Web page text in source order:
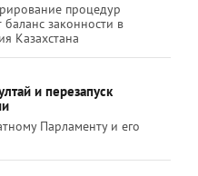
процедур
законности в
Казахстана
и перезапуск
Парламенту и его